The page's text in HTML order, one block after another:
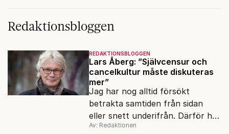
Redaktionsbloggen
REDAKTIONSBLOGGEN
Lars Åberg: ”Självcensur och
cancelkultur måste diskuteras
mer”
Jag har nog alltid försökt
betrakta samtiden från sidan
eller snett underifrån. Därför har
mina reportage ofta handlat om
Av: Redaktionen